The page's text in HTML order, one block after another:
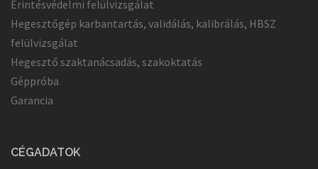
Érintésvédelmi felülvizsgálat
Hegesztőgép karbantartás, validálás, kalibrálás, HBSZ
felülvizsgálat
Hegesztő szaktanácsadás, szakoktatás
Géppróba
Garancia
CÉGADATOK